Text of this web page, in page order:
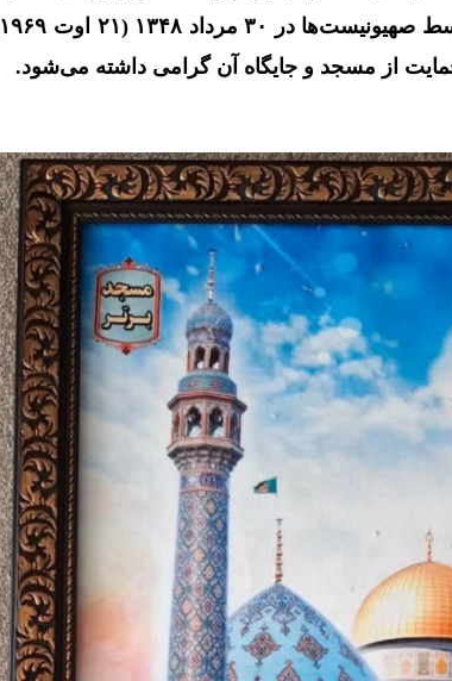
صهیونیست‌ها در
۳۰مرداد ۱۳۴۸ (۲۱ اوت ۱۹۶۹)
از مسجد و جایگاه آن گرامی داشته می‌شود.